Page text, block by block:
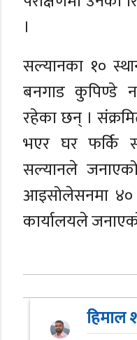
।
सल्यानका १०
बनगाड कुपिण्डे
रहेका छन् ।
भएर घर फर्कि
सल्यानले
आइसोलेसनमा ४०
कार्यालयले
हिमाल